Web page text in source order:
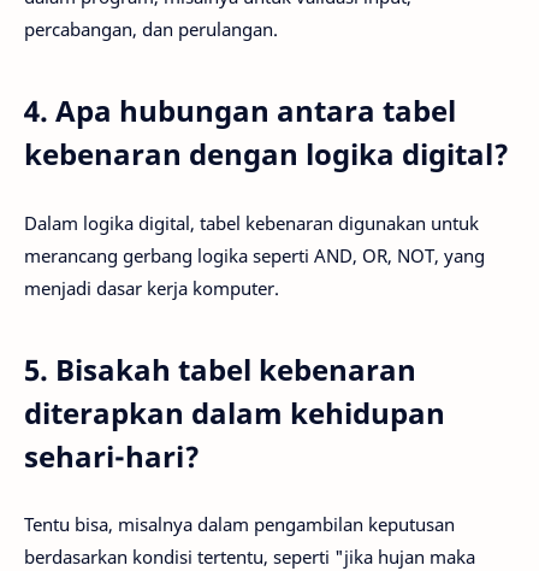
percabangan, dan perulangan.
4. Apa hubungan antara tabel
kebenaran dengan logika digital?
Dalam logika digital, tabel kebenaran digunakan untuk
merancang gerbang logika seperti AND, OR, NOT, yang
menjadi dasar kerja komputer.
5. Bisakah tabel kebenaran
diterapkan dalam kehidupan
sehari-hari?
Tentu bisa, misalnya dalam pengambilan keputusan
berdasarkan kondisi tertentu, seperti "jika hujan maka